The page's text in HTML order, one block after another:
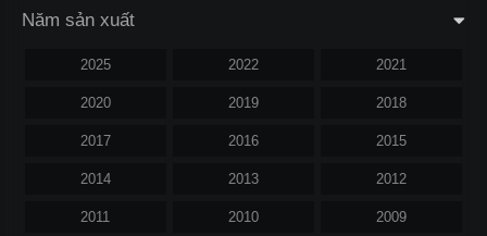
Năm sản xuất
2025 2022 2021
2020 2019 2018
2017 2016 2015
2014 2013 2012
2011 2010 2009